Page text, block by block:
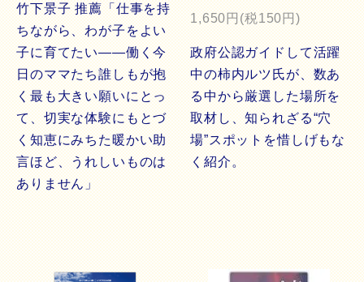
竹下景子 推薦「仕事を持
ちながら、わが子をよい
子に育てたい――働く今
日のママたち誰しもが抱
く最も大きい願いにとっ
て、切実な体験にもとづ
く知恵にみちた暖かい助
言ほど、うれしいものは
ありません」
1,650円(税150円)
政府公認ガイドして活躍
中の柿内ルツ氏が、数あ
る中から厳選した場所を
取材し、知られざる“穴
場”スポットを惜しげもな
く紹介。